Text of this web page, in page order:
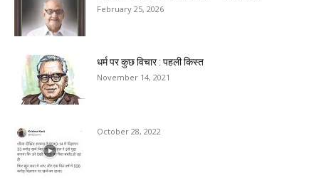
February 25, 2026
धर्म पर कुछ विचार : पहली किस्त
November 14, 2021
October 28, 2022